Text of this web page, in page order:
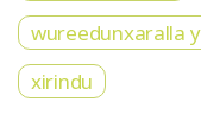
wureedunxaralla
xirindu